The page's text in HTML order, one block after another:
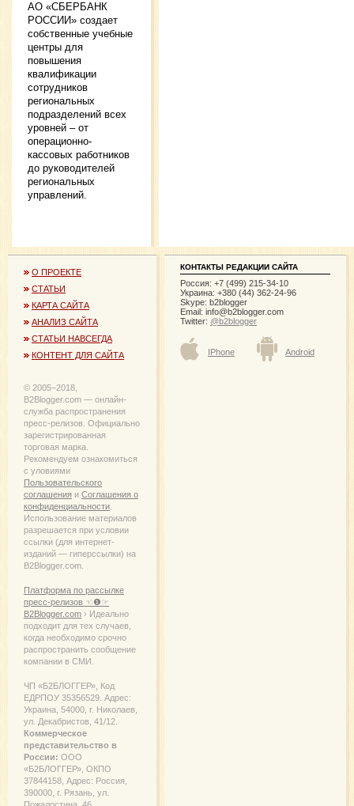
АО «СБЕРБАНК
РОССИИ» создает
собственные учебные
центры для
повышения
квалификации
сотрудников
региональных
подразделений всех
уровней – от
операционно-
кассовых работников
до руководителей
региональных
управлений.
О ПРОЕКТЕ
СТАТЬИ
КАРТА САЙТА
АНАЛИЗ САЙТА
СТАТЬИ НАВСЕГДА
КОНТЕНТ ДЛЯ САЙТА
© 2005−2018,
B2Blogger.com — онлайн-
служба распространения
пресс-релизов. Официально
зарегистрированная
торговая марка.
Рекомендуем ознакомиться
с уловиями
Пользовательского
соглашения и Соглашения о
конфиденциальности
Использование материалов
разрешается при условии
ссылки (для интернет-
изданий — гиперссылки) на
B2Blogger.com.
Платформа по рассылке
пресс-релизов ☜❶☞
B2Blogger.com › Идеально
подходит для тех случаев,
когда необходимо срочно
распространить сообщение
компании в СМИ.
ЧП «Б2БЛОГГЕР», Код
ЕДРПОУ 35356529. Адрес:
Украина, 54000, г. Николаев,
ул. Декабристов, 41/12.
Коммерческое
представительство в
России: ООО
«Б2БЛОГГЕР», ОКПО
37844158, Адрес: Россия,
390000, г. Рязань, ул.
Пожалостина, 46.
КОНТАКТЫ РЕДАКЦИИ САЙТА
Россия: +7 (499) 215-34-10
Украина: +380 (44) 362-24-96
Skype: b2blogger
Email: info@b2blogger.com
Twitter: @b2blogger
IPhone Android